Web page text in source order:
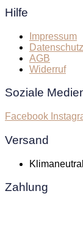
Hilfe
Impressum
Datenschutz
AGB
Widerruf
Soziale
Facebook
Versand
Zahlung